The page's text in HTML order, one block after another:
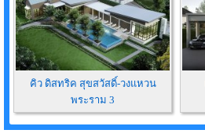
คิว ดิสทริค สุขสวัสดิ์-วงแหวน
พระราม 3